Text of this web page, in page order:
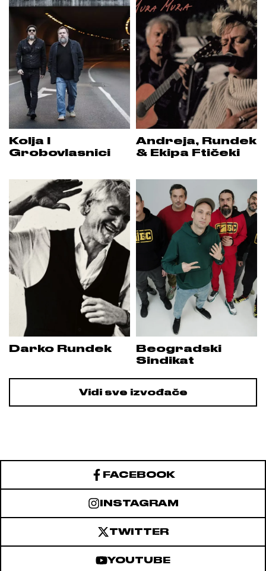
Kolja I
Grobovlasnici
Andreja, Rundek
& Ekipa Ftičeki
Darko Rundek
Beogradski
Sindikat
Vidi sve izvođače
FACEBOOK
INSTAGRAM
TWITTER
YOUTUBE